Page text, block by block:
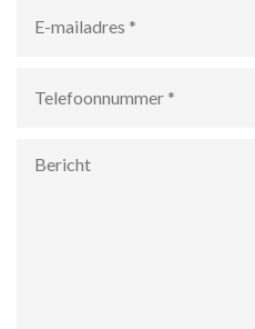
mailadres *